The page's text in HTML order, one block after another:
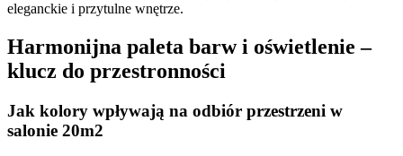
eleganckie i przytulne wnętrze.
Harmonijna paleta barw i oświetlenie –
klucz do przestronności
Jak kolory wpływają na odbiór przestrzeni w
salonie 20m2